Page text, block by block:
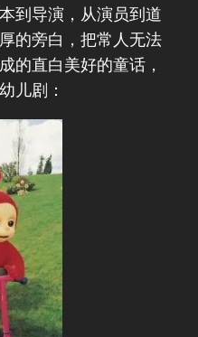
到导演，从演员到道
的旁白，把常人无法
的直白美好的童话，
儿剧：